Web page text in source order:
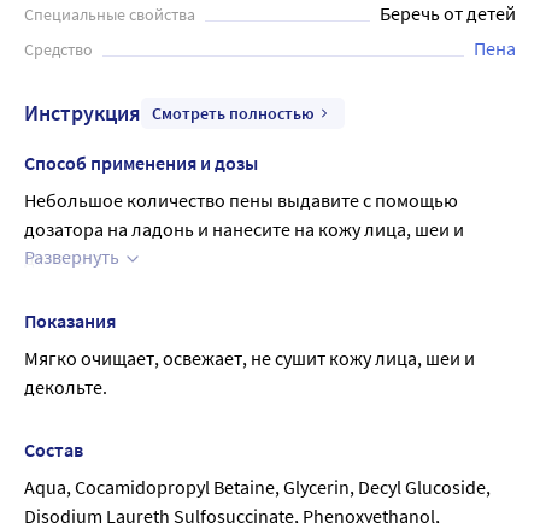
Специальные свойства Беречь от детей
Средство Пена
Инструкция Смотреть полностью
Способ применения и дозы
Небольшое количество пены выдавите с помощью
дозатора на ладонь и нанесите на кожу лица, шеи и
декольте.
Развернуть
Показания
Мягко очищает, освежает, не сушит кожу лица, шеи и
декольте.
Состав
Aqua, Cocamidopropyl Betaine, Glycerin, Decyl Glucoside,
Disodium Laureth Sulfosuccinate, Phenoxyethanol,